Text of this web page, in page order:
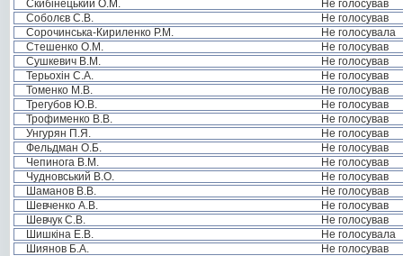
Скибінецький О.М.
Не голосував
Соболєв С.В.
Не голосував
Сорочинська-Кириленко Р.М.
Не голосувала
Стешенко О.М.
Не голосував
Сушкевич В.М.
Не голосував
Терьохін С.А.
Не голосував
Томенко М.В.
Не голосував
Трегубов Ю.В.
Не голосував
Трофименко В.В.
Не голосував
Унгурян П.Я.
Не голосував
Фельдман О.Б.
Не голосував
Чепинога В.М.
Не голосував
Чудновський В.О.
Не голосував
Шаманов В.В.
Не голосував
Шевченко А.В.
Не голосував
Шевчук С.В.
Не голосував
Шишкіна Е.В.
Не голосувала
Шиянов Б.А.
Не голосував